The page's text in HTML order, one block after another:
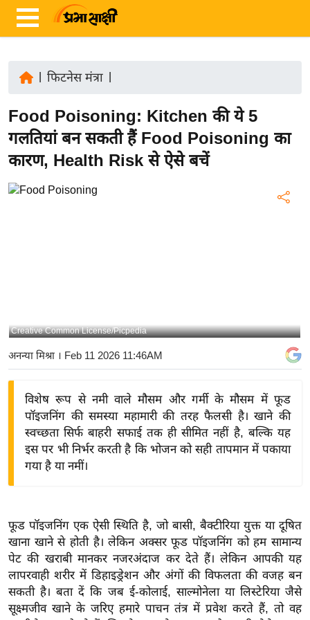
ज़ा
ख
र
रा
य
ज़
द्यो
वि
शे
ष
ज्ञ
रा
फिटनेस मंत्रा
Food Poisoning: Kitchen की ये 5
गलतियां बन सकती हैं Food Poisoning का
कारण, Health Risk से ऐसे बचें
Creative Common License/Picpedia
अनन्या मिश्रा । Feb 11 2026 11:46AM
विशेष रूप से नमी वाले मौसम और गर्मी के मौसम में फूड
पॉइजनिंग की समस्या महामारी की तरह फैलसी है। खाने की
स्वच्छता सिर्फ बाहरी सफाई तक ही सीमित नहीं है, बल्कि यह
इस पर भी निर्भर करती है कि भोजन को सही तापमान में पकाया
गया है या नमीं।
फूड पॉइजनिंग एक ऐसी स्थिति है, जो बासी, बैक्टीरिया युक्त या दूषित
खाना खाने से होती है। लेकिन अक्सर फूड पॉइजनिंग को हम सामान्य
पेट की खराबी मानकर नजरअंदाज कर देते हैं। लेकिन आपकी यह
लापरवाही शरीर में डिहाइड्रेशन और अंगों की विफलता की वजह बन
सकती है। बता दें कि जब ई-कोलाई, साल्मोनेला या लिस्टेरिया जैसे
सूक्ष्मजीव खाने के जरिए हमारे पाचन तंत्र में प्रवेश करते हैं, तो वह